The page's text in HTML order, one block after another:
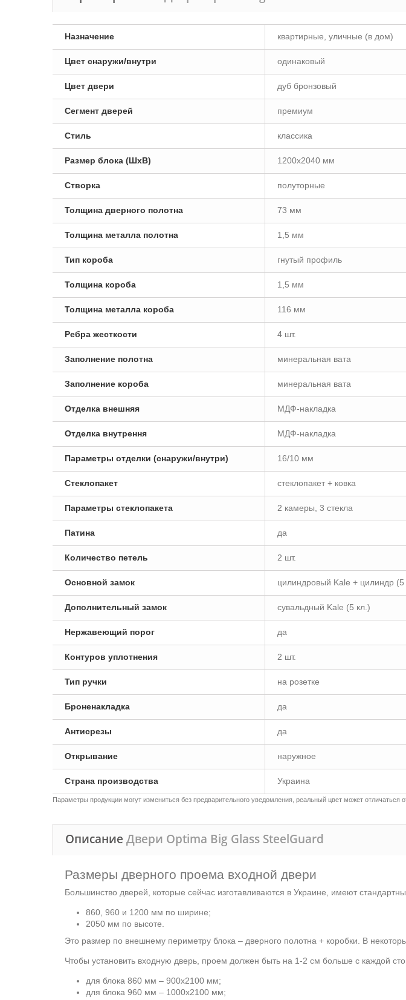
Назначение квартирные, уличные (в дом)
Цвет снаружи/внутри одинаковый
Цвет двери дуб бронзовый
Сегмент дверей премиум
Стиль классика
Размер блока (ШxВ) 1200х2040 мм
Створка полуторные
Толщина дверного полотна 73 мм
Толщина металла полотна 1,5 мм
Тип короба гнутый профиль
Толщина короба 1,5 мм
Толщина металла короба 116 мм
Ребра жесткости 4 шт.
Заполнение полотна минеральная вата
Заполнение короба минеральная вата
Отделка внешняя МДФ-накладка
Отделка внутрення МДФ-накладка
Параметры отделки (снаружи/внутри) 16/10 мм
Стеклопакет стеклопакет + ковка
Параметры стеклопакета 2 камеры, 3 стекла
Патина да
Количество петель 2 шт.
Основной замок цилиндровый Kale + цилиндр (5
Дополнительный замок сувальдный Kale (5 кл.)
Нержавеющий порог да
Контуров уплотнения 2 шт.
Тип ручки на розетке
Броненакладка да
Антисрезы да
Открывание наружное
Страна производства Украина
Параметры продукции могут измениться без предварительного уведомления, реальный цвет может отличаться
Описание Двери Optima Big Glass SteelGuard
Размеры дверного проема входной двери
Большинство дверей, которые сейчас изготавливаются в Украине, имеют
860, 960 и 1200 мм по ширине;
2050 мм по высоте.
Это размер по внешнему периметру блока – дверного полотна + коробки. В
Чтобы установить входную дверь, проем должен быть на 1-2 см больше с каждой
для блока 860 мм – 900х2100 мм;
для блока 960 мм – 1000х2100 мм;